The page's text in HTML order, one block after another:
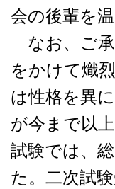
会の後輩を
なお、ご承
をかけて熾
は性格を異
が今まで以
試験では、
た。二次試